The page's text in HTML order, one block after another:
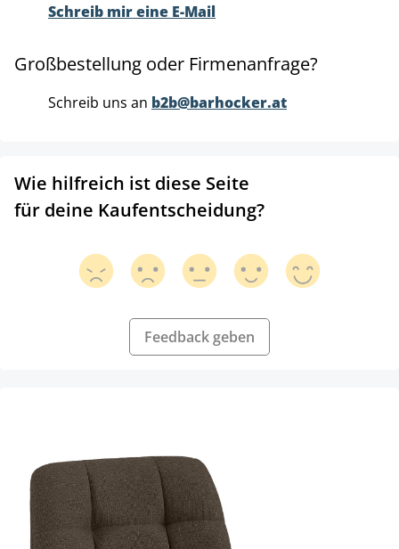
Schreib mir eine E-Mail
Großbestellung oder Firmenanfrage?
Schreib uns an b2b@barhocker.at
Wie hilfreich ist diese Seite
für deine Kaufentscheidung?
Feedback geben